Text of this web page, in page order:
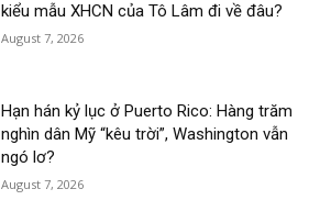
kiểu mẫu XHCN của Tô Lâm đi về đâu?
August 7, 2026
Hạn hán kỷ lục ở Puerto Rico: Hàng trăm
nghìn dân Mỹ “kêu trời”, Washington vẫn
ngó lơ?
August 7, 2026